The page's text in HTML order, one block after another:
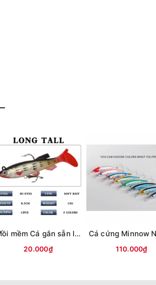
Mồi mềm Cá gắn sẵn lưỡi (8.5cm-13g) Vỏ trong
20.000₫ 110.000₫